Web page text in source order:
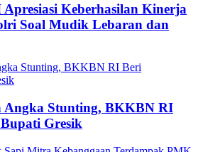
Keberhasilan Kinerja
Soal Mudik Lebaran dan
Angka Stunting, BKKBN RI
Gresik